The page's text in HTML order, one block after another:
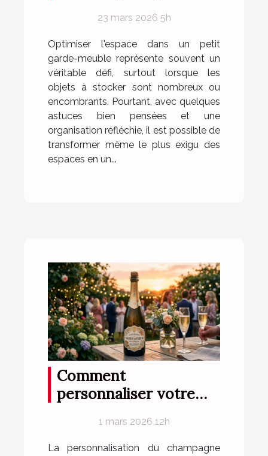
23 mars 2026 5h
Optimiser l'espace dans un petit
garde-meuble représente souvent un
véritable défi, surtout lorsque les
objets à stocker sont nombreux ou
encombrants. Pourtant, avec quelques
astuces bien pensées et une
organisation réfléchie, il est possible de
transformer même le plus exigu des
espaces en un...
Comment
personnaliser votre
occasions spéciales ?
1 mars 2026 12h
La personnalisation du champagne